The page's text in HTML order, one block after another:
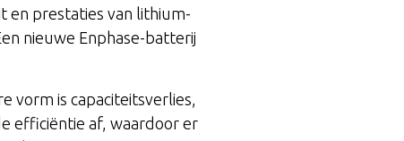
en prestaties van lithium-
nieuwe Enphase-batterij
vorm is capaciteitsverlies,
efficiëntie af, waardoor er